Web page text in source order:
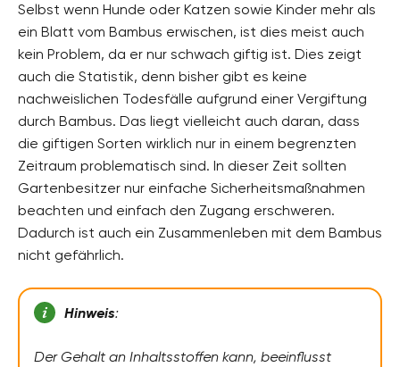
Selbst wenn Hunde oder Katzen sowie Kinder mehr als
ein Blatt vom Bambus erwischen, ist dies meist auch
kein Problem, da er nur schwach giftig ist. Dies zeigt
auch die Statistik, denn bisher gibt es keine
nachweislichen Todesfälle aufgrund einer Vergiftung
durch Bambus. Das liegt vielleicht auch daran, dass
die giftigen Sorten wirklich nur in einem begrenzten
Zeitraum problematisch sind. In dieser Zeit sollten
Gartenbesitzer nur einfache Sicherheitsmaßnahmen
beachten und einfach den Zugang erschweren.
Dadurch ist auch ein Zusammenleben mit dem Bambus
nicht gefährlich.
Hinweis:
Der Gehalt an Inhaltsstoffen kann, beeinflusst